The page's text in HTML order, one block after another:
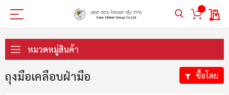
My
ไป
ที่
หมวดหมู่สินค้า
ถุงมือเคลือบฝ่ามือ ซื้อโดย